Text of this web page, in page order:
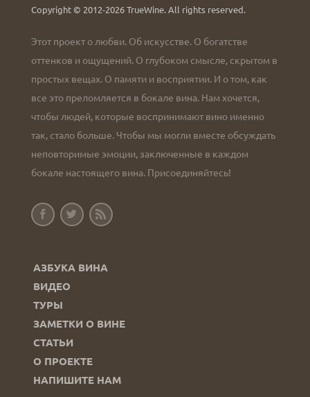
Copyright © 2012-2026 TrueWine.All rights reserved.
Этот проект о любви. Об искусстве. О богатстве
оттенков и ощущений. О глубоком смысле, скрытом в
простых вещах. О памяти и восприятии. И о том, как
все это преломляется в бокале вина. Нам хочется,
чтобы людей, которые воспринимают вино именно
так, стало больше. Чтобы мы могли вместе обсуждать
неповторимые эмоции, заключенные в каждом
бокале настоящего вина. Присоединяйтесь!
АЗБУКА ВИНА
ВИДЕО
ТУРЫ
ЗАМЕТКИ О ВИНЕ
СТАТЬИ
О ПРОЕКТЕ
НАПИШИТЕ НАМ